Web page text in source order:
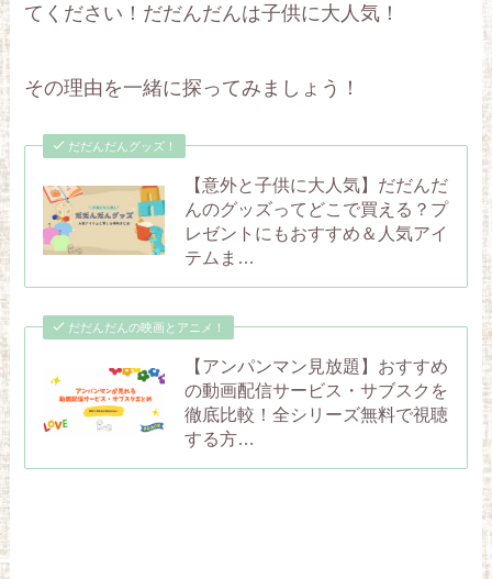
てください！だだんだんは子供に大人気！
その理由を一緒に探ってみましょう！
だだんだんグッズ！
【意外と子供に大人気】だだんだ
んのグッズってどこで買える？プ
レゼントにもおすすめ＆人気アイ
テムま…
だだんだんの映画とアニメ！
【アンパンマン見放題】おすすめ
の動画配信サービス・サブスクを
徹底比較！全シリーズ無料で視聴
する方…